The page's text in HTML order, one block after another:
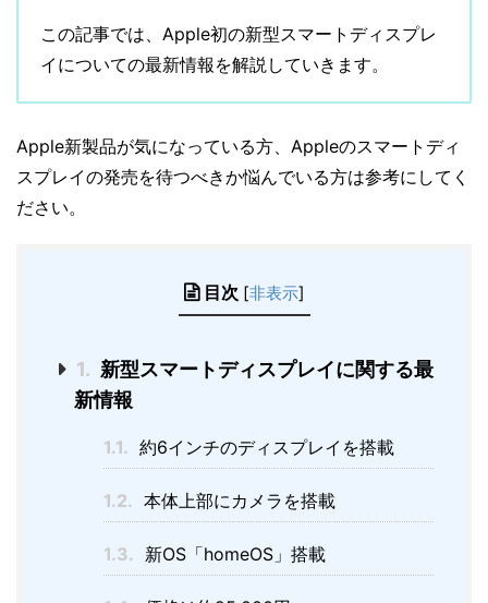
この記事では、Apple初の新型スマートディスプレ
イについての最新情報を解説していきます。
Apple新製品が気になっている方、Appleのスマートディ
スプレイの発売を待つべきか悩んでいる方は参考にしてく
ださい。
目次 [非表示]
1. 新型スマートディスプレイに関する最
新情報
1.1. 約6インチのディスプレイを搭載
1.2. 本体上部にカメラを搭載
1.3. 新OS「homeOS」搭載